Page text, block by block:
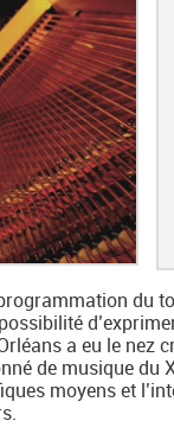
du
a eu le nez
de musique
moyens et